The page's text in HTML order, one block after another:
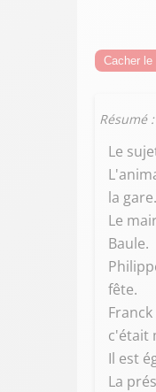
Cacher le
Résumé :
Le
la gare.
Le
Baule.
fête.
c'était
Il est
La